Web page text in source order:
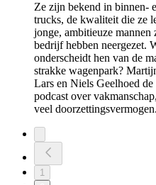
Ze zijn bekend in binnen-
trucks, de kwaliteit die ze
jonge, ambitieuze
bedrijf hebben neergezet.
onderscheidt hen van de
strakke wagenpark?
Lars en Niels Geelhoed
podcast over
veel doorzettingsvermogen.
1